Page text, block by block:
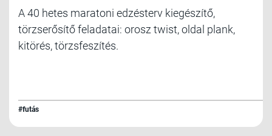
A 40 hetes maratoni edzésterv kiegészítő,
törzserősítő feladatai: orosz twist, oldal plank,
kitörés, törzsfeszítés.
#futás